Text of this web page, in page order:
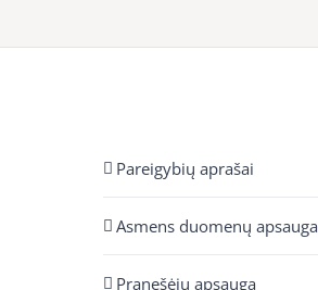
Pareigybių aprašai
Asmens duomenų apsauga
Pranešėjų apsauga